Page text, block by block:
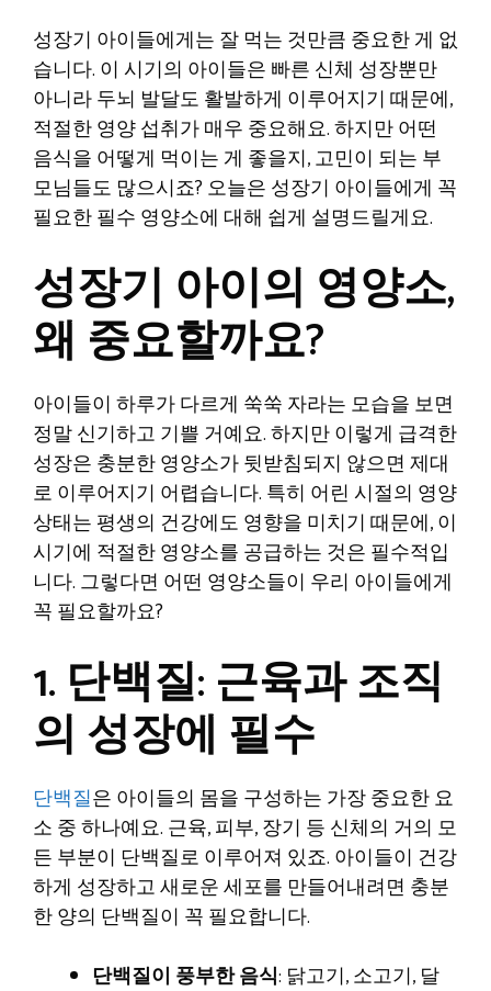
성장기 아이들에게는 잘 먹는 것만큼 중요한 게 없
습니다. 이 시기의 아이들은 빠른 신체 성장뿐만
아니라 두뇌 발달도 활발하게 이루어지기 때문에,
적절한 영양 섭취가 매우 중요해요. 하지만 어떤
음식을 어떻게 먹이는 게 좋을지, 고민이 되는 부
모님들도 많으시죠? 오늘은 성장기 아이들에게 꼭
필요한 필수 영양소에 대해 쉽게 설명드릴게요.
성장기 아이의 영양소,
왜 중요할까요?
아이들이 하루가 다르게 쑥쑥 자라는 모습을 보면
정말 신기하고 기쁠 거예요. 하지만 이렇게 급격한
성장은 충분한 영양소가 뒷받침되지 않으면 제대
로 이루어지기 어렵습니다. 특히 어린 시절의 영양
상태는 평생의 건강에도 영향을 미치기 때문에, 이
시기에 적절한 영양소를 공급하는 것은 필수적입
니다. 그렇다면 어떤 영양소들이 우리 아이들에게
꼭 필요할까요?
1. 단백질: 근육과 조직
의 성장에 필수
단백질은 아이들의 몸을 구성하는 가장 중요한 요
소 중 하나예요. 근육, 피부, 장기 등 신체의 거의 모
든 부분이 단백질로 이루어져 있죠. 아이들이 건강
하게 성장하고 새로운 세포를 만들어내려면 충분
한 양의 단백질이 꼭 필요합니다.
단백질이 풍부한 음식: 닭고기, 소고기, 달